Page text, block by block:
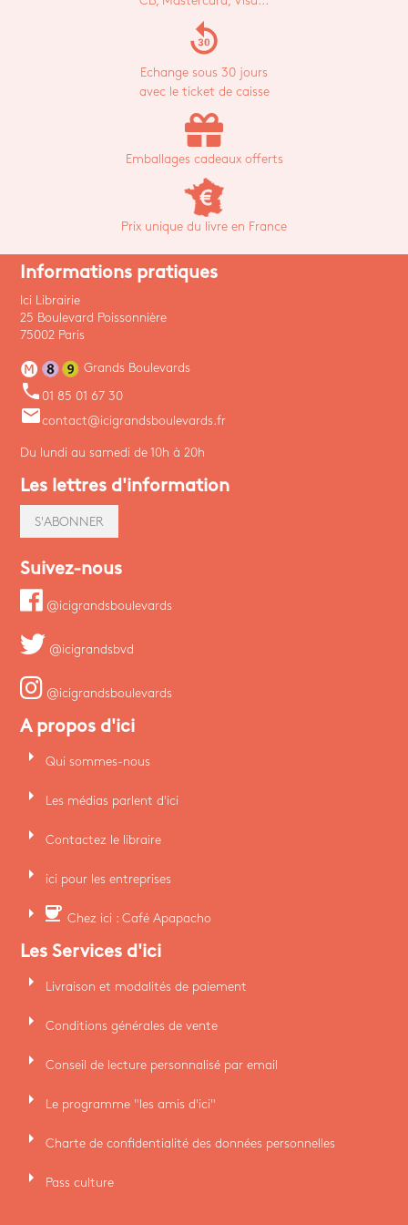
replay_30
Echange sous 30 jours
avec le ticket de caisse
Emballages cadeaux offerts
Prix unique du livre en France
Informations pratiques
Ici Librairie
25 Boulevard Poissonnière
75002 Paris
Grands Boulevards
phone 01 85 01 67 30
emailcontact@icigrandsboulevards.fr
Du lundi au samedi de 10h à 20h
Les lettres d'information
S'ABONNER
Suivez-nous
@icigrandsboulevards
@icigrandsbvd
@icigrandsboulevards
A propos d'ici
arrow_right Qui sommes-nous
arrow_right Les médias parlent d'ici
arrow_right Contactez le libraire
arrow_right ici pour les entreprises
arrow_right coffee Chez ici : Café Apapacho
Les Services d'ici
arrow_right Livraison et modalités de paiement
arrow_right Conditions générales de vente
arrow_right Conseil de lecture personnalisé par email
arrow_right Le programme "les amis d'ici"
arrow_right Charte de confidentialité des données personnelles
arrow_right Pass culture